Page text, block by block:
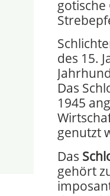
des 15.
Das
1945
genutzt
Das
gehört